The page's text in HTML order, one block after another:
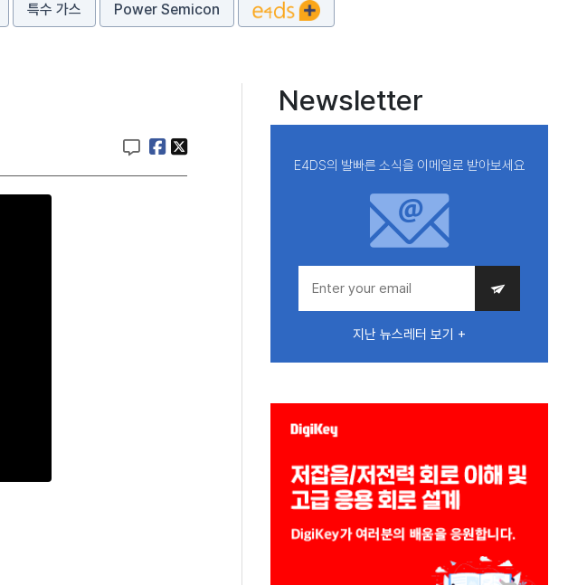
특수 가스 Power Semicon
Newsletter
E4DS의 발빠른 소식을 이메일로 받아보세요
지난 뉴스레터 보기 +